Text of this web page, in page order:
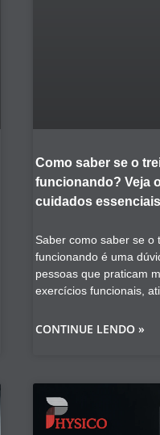
Como saber se o
funcionando? Veja
cuidados essenciais
Saber como saber se o
funcionando é uma
pessoas que praticam
exercícios funcionais,
CONTINUE LENDO »